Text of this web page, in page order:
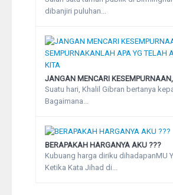
dibanjiri puluhan...
JANGAN MENCARI
Suatu hari, Khalil Gibran bertanya
Bagaimana...
BERAPAKAH HARGANYA AKU ???
Kubuang harga diriku dihadapanMU
Ketika Kata Jihad di...